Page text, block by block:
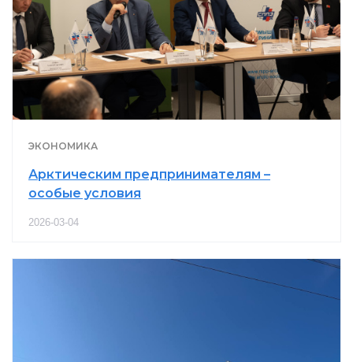
ЭКОНОМИКА
Арктическим предпринимателям –
особые условия
2026-03-04